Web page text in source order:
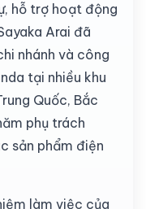
hỗ trợ hoạt động
Arai đã
nhánh và công
tại nhiều khu
Quốc, Bắc
phụ trách
sản phẩm điện
làm việc của